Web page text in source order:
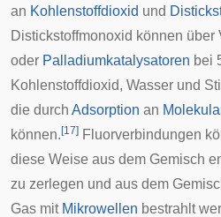
an Kohlenstoffdioxid und
Distickstoffmonoxid können über
oder Palladiumkatalysatoren bei
Kohlenstoffdioxid, Wasser und
die durch Adsorption an
können. [17] Fluorverbindungen
diese Weise aus dem Gemisch
zu zerlegen und aus dem
Gas mit Mikrowellen bestrahlt